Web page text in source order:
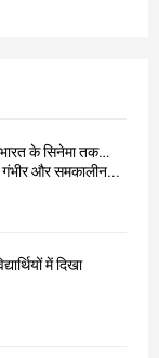
भारत के सिनेमा तक…
और समकालीन...
में दिखा